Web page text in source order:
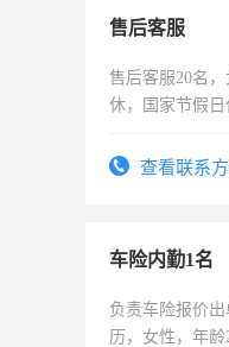
售后客服
售后客服20名
休，国家节假日
查看联系
车险内勤1名
负责车险报价
历，女性，年